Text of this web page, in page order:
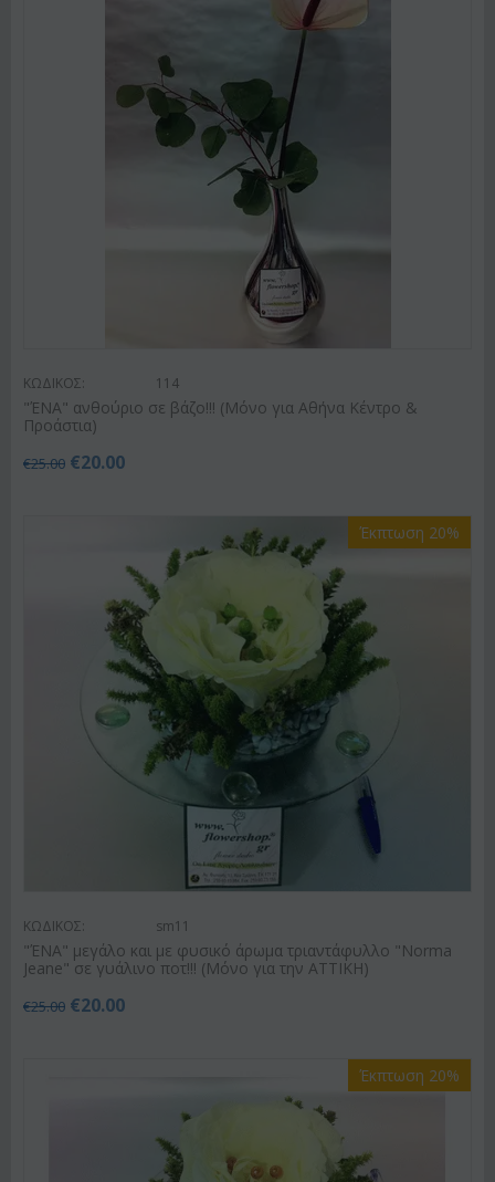
ΚΩΔΙΚΟΣ: 114
"ΈΝΑ" ανθούριο σε βάζο!!! (Μόνο για Αθήνα Κέντρο &
Προάστια)
€25.00 €20.00
Έκπτωση 20%
ΚΩΔΙΚΟΣ: sm11
"ΈΝΑ" μεγάλο και με φυσικό άρωμα τριαντάφυλλο "Norma
Jeane" σε γυάλινο ποτ!!! (Μόνο για την ΑΤΤΙΚΗ)
€25.00 €20.00
Έκπτωση 20%